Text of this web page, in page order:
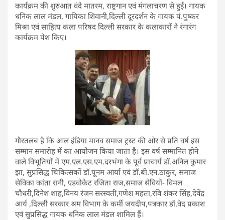
कार्यक्रम की शुरुआत वंदे मातरम, राष्ट्रगान एवं मंगलाचरण से हुई। गायक
धनिक लाल मंडल, गायिका शिवानी,दिल्ली दूरदर्शन के गायक पं.पुष्कर
मिश्रा एवं साहित्य कला परिषद दिल्ली सरकार के कलाकारों ने रंगारंग
कार्यक्रम पेश किए।
गौरतलब है कि आल इंडिया मानव समाज ट्रस्ट की ओर से प्रति वर्ष इस
सम्मान समारोह में का आयोजन किया जाता है। इस वर्ष सम्मानित होने
वाले विभूतियों में एम.एल.एस.एम.दरभंगा के पूर्व प्राचार्य डॉ.अनिल कुमार
झा, सुप्रसिद्ध चिकित्सकों डॉ.पूनम आर्या एवं डॉ.बी.एन.ठाकुर, समाज
सेविका कांता रानी, एडवोकेट रजिता राज,समाज सेवियों- विमल
चौधरी,दिनेश शाह,विनय रंजन सरस्वती,गणेश महता,रवि शंकर सिंह,देवेंद्र
आर्य ,दिल्ली सरकार श्रम विभाग के कर्मी जयदीप,पत्रकार डॉ.वेद प्रकाश
एवं सुप्रसिद्ध गायक धनिक लाल मंडल शामिल हैं।